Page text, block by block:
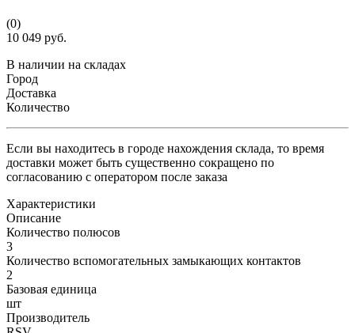
(0)
10 049 руб.
В наличии на складах
Город
Доставка
Количество
Если вы находитесь в городе нахождения склада, то время
доставки может быть существенно сокращено по
согласованию с оператором после заказа
Характеристики
Описание
Количество полюсов
3
Количество вспомогательных замыкающих контактов
2
Базовая единица
шт
Производитель